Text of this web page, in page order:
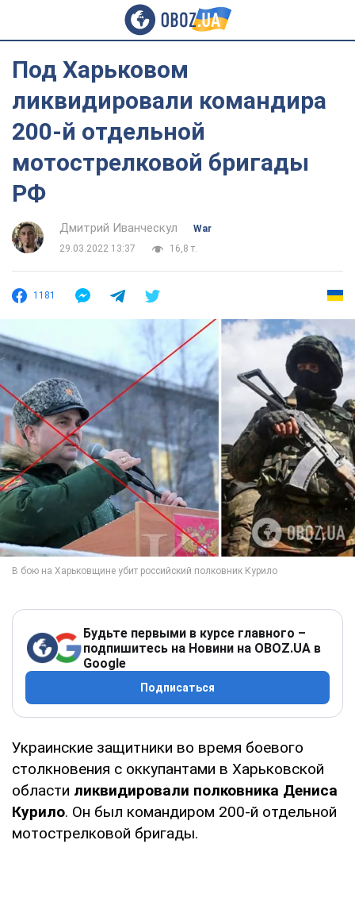
Под Харьковом
ликвидировали командира
200-й отдельной
мотострелковой бригады
РФ
Дмитрий Иванческул
War
29.03.2022 13:37
16,8 т.
1181
Будьте первыми в курсе главного –
подпишитесь на Новини на OBOZ.UA в
Google
Подписаться
Украинские защитники во время боевого
столкновения с оккупантами в Харьковской
области ликвидировали полковника Дениса
Курило. Он был командиром 200-й отдельной
мотострелковой бригады.